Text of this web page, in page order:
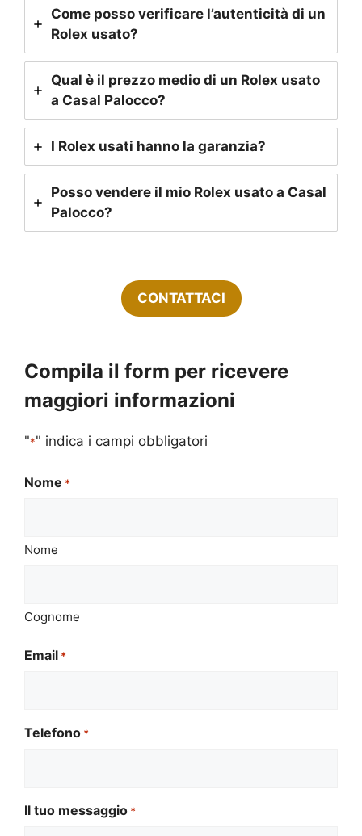
Come posso verificare l’autenticità di un
Rolex usato?
Qual è il prezzo medio di un Rolex usato
a Casal Palocco?
I Rolex usati hanno la garanzia?
Posso vendere il mio Rolex usato a Casal
Palocco?
CONTATTACI
Compila il form per ricevere
maggiori informazioni
"*" indica i campi obbligatori
Nome *
Nome
Cognome
Email *
Telefono *
Il tuo messaggio *